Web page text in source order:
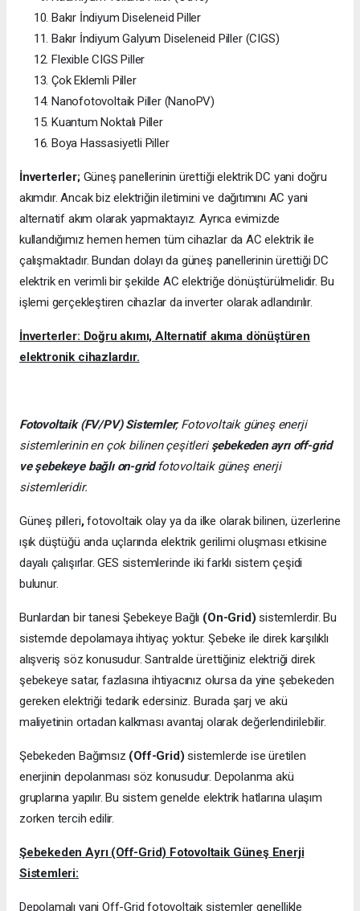
Bakır İndiyum Diseleneid Piller
Bakır İndiyum Galyum Diseleneid Piller (CIGS)
Flexible CIGS Piller
Çok Eklemli Piller
Nanofotovoltaik Piller (NanoPV)
Kuantum Noktalı Piller
Boya Hassasiyetli Piller
İnverterler;Güneş panellerinin ürettiği elektrik DC yani doğru
akımdır. Ancak biz elektriğin iletimini ve dağıtımını AC yani
alternatif akım olarak yapmaktayız. Ayrıca evimizde
kullandığımız hemen hemen tüm cihazlar da AC elektrik ile
çalışmaktadır. Bundan dolayı da güneş panellerinin ürettiği DC
elektrik en verimli bir şekilde AC elektriğe dönüştürülmelidir. Bu
işlemi gerçekleştiren cihazlar da inverter olarak adlandırılır.
İnverterler: Doğru akımı, Alternatif akıma dönüştüren
elektronik cihazlardır.
Fotovoltaik (FV/PV) Sistemler; Fotovoltaik güneş enerji
sistemlerinin en çok bilinen çeşitleri şebekeden ayrı off-grid
ve şebekeye bağlı on-gridfotovoltaik güneş enerji
sistemleridir.
Güneş pilleri,fotovoltaik olay ya da ilke olarak bilinen, üzerlerine
ışık düştüğü anda uçlarında elektrik gerilimi oluşması etkisine
dayalı çalışırlar. GES sistemlerinde iki farklı sistem çeşidi
bulunur.
Bunlardan bir tanesi Şebekeye Bağlı (On-Grid) sistemlerdir. Bu
sistemde depolamaya ihtiyaç yoktur. Şebeke ile direk karşılıklı
alışveriş söz konusudur. Santralde ürettiğiniz elektriği direk
şebekeye satar, fazlasına ihtiyacınız olursa da yine şebekeden
gereken elektriği tedarik edersiniz. Burada şarj ve akü
maliyetinin ortadan kalkması avantaj olarak değerlendirilebilir.
Şebekeden Bağımsız (Off-Grid) sistemlerde ise üretilen
enerjinin depolanması söz konusudur. Depolanma akü
gruplarına yapılır. Bu sistem genelde elektrik hatlarına ulaşım
zorken tercih edilir.
Şebekeden Ayrı (Off-Grid) Fotovoltaik Güneş Enerji
Sistemleri:
Depolamalı yani Off-Grid fotovoltaik sistemler genellikle